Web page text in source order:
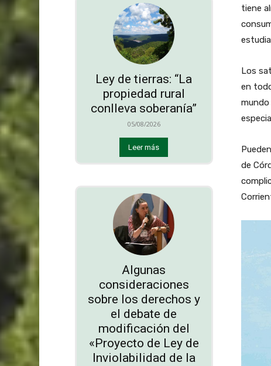
Ley de tierras: “La
propiedad rural
conlleva soberanía”
05/08/2026
Leer más
Algunas
consideraciones
sobre los derechos y
el debate de
modificación del
«Proyecto de Ley de
Inviolabilidad de la
tiene
Los
en
mundo
de